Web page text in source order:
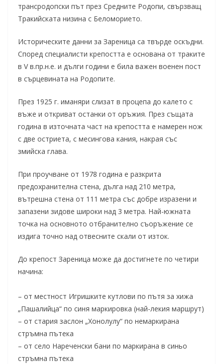
трансродопски път през Средните Родопи, свързващ
Тракийската низина с Беломорието.
Историческите данни за Зареница са твърде оскъдни.
Според специалисти крепостта е основана от траките
в V в.пр.н.е. и дълги години е била важен военен пост
в сърцевината на Родопите.
През 1925 г. иманяри слизат в процепа до калето с
въже и откриват останки от оръжия. През същата
година в източната част на крепостта е намерен нож
с две остриета, с месингова кания, накрая със
змийска глава.
При проучване от 1978 година е разкрита
предохранителна стена, дълга над 210 метра,
вътрешна стена от 111 метра със добре изразени и
запазени зидове широки над 3 метра. Най-южната
точка на основното отбранително съоръжение се
издига точно над отвесните скали от изток.
До крепост Зареница може да достигнете по четири
начина:
– от местност Игришките кутлови по пътя за хижа
„Пашалийца“ по синя маркировка (най-лекия маршрут)
– от стария заслон „Хонолулу“ по немаркирана
стръмна пътека
– от село Нареченски бани по маркирана в синьо
стръмна пътека